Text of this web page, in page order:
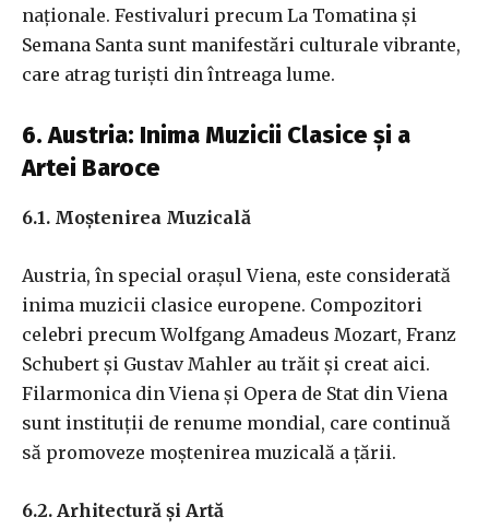
naționale. Festivaluri precum La Tomatina și
Semana Santa sunt manifestări culturale vibrante,
care atrag turiști din întreaga lume.
6. Austria: Inima Muzicii Clasice și a
Artei Baroce
6.1. Moștenirea Muzicală
Austria, în special orașul Viena, este considerată
inima muzicii clasice europene. Compozitori
celebri precum Wolfgang Amadeus Mozart, Franz
Schubert și Gustav Mahler au trăit și creat aici.
Filarmonica din Viena și Opera de Stat din Viena
sunt instituții de renume mondial, care continuă
să promoveze moștenirea muzicală a țării.
6.2. Arhitectură și Artă